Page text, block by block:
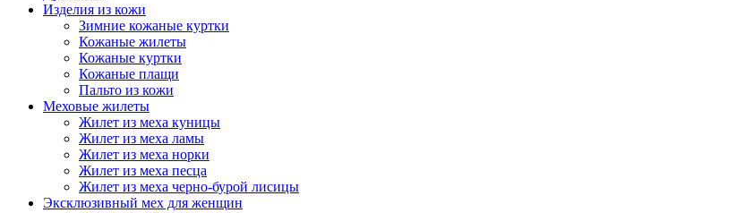
Изделия из кожи
Зимние кожаные куртки
Кожаные жилеты
Кожаные куртки
Кожаные плащи
Пальто из кожи
Меховые жилеты
Жилет из меха куницы
Жилет из меха ламы
Жилет из меха норки
Жилет из меха песца
Жилет из меха черно-бурой лисицы
Эксклюзивный мех для женщин